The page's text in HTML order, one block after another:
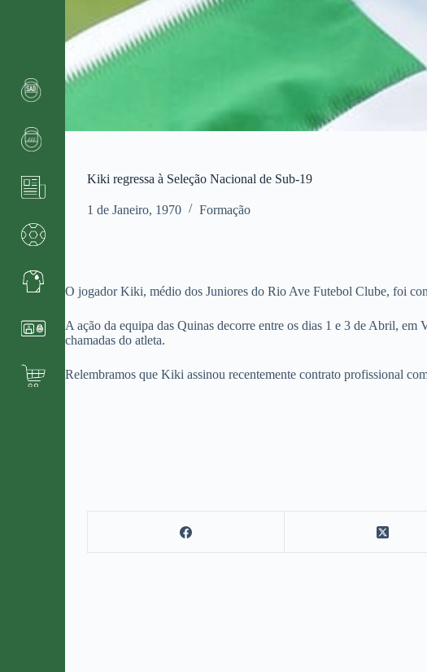
Kiki regressa à Seleção Nacional de Sub-19
1 de Janeiro, 1970 Formação
O jogador Kiki, médio dos Juniores do Rio Ave Futebol Clube, foi
A ação da equipa das Quinas decorre entre os dias 1 e 3 de Abril,
chamadas do atleta.
Relembramos que Kiki assinou recentemente contrato profissional